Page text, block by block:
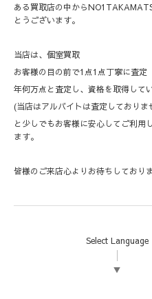
ある買取店の中から
とうございます。
当店は、個室買取
お客様の目の前で1点1点丁寧に査定
年何万点と査定し、資格を取得して
(当店はアルバイトは査定しておりま
と少しでもお客様に安心してご利用
ます。
皆様のご来店心よりお待ちしており
Select Language
▼